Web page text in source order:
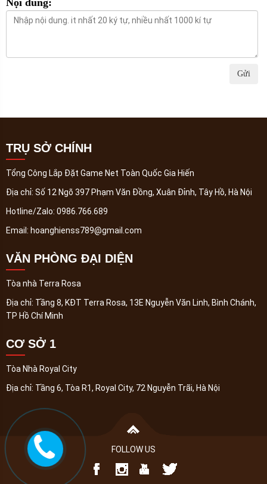
Gửi
TRỤ SỞ CHÍNH
Tổng Công Lắp Đặt Game Net Toàn Quốc Gia Hiến
Địa chỉ: Số 12 Ngõ 397 Phạm Văn Đồng, Xuân Đỉnh, Tây Hồ, Hà Nội
Hotline/Zalo: 0986.766.689
Email: hoanghienss789@gmail.com
VĂN PHÒNG ĐẠI DIỆN
Tòa nhà Terra Rosa
Địa chỉ: Tầng 8, KĐT Terra Rosa, 13E Nguyễn Văn Linh, Bình Chánh,
TP Hồ Chí Minh
CƠ SỞ 1
Tòa Nhà Royal City
Địa chỉ: Tầng 6, Tòa R1, Royal City, 72 Nguyễn Trãi, Hà Nội
FOLLOW US